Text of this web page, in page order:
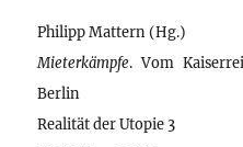
Philipp Mattern (Hg.)
Mieterkämpfe. Vom
Berlin
Realität der Utopie 3